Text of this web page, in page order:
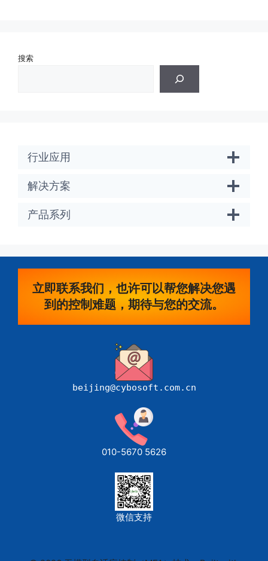
搜索
行业应用
解决方案
产品系列
立即联系我们，也许可以帮您解决您遇
到的控制难题，期待与您的交流。
beijing@cybosoft.com.cn
010-5670 5626
微信支持